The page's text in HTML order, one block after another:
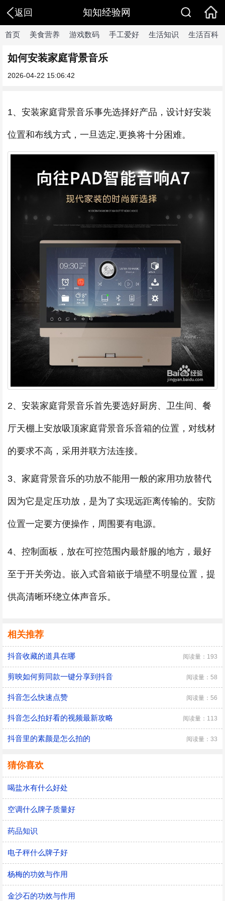
返回 知知经验网
首页 美食营养 游戏数码 手工爱好 生活知识 生活百科
如何安装家庭背景音乐
2026-04-22 15:06:42
1、安装家庭背景音乐事先选择好产品，设计好安装
位置和布线方式，一旦选定,更换将十分困难。
2、安装家庭背景音乐首先要选好厨房、卫生间、餐
厅天棚上安放吸顶家庭背景音乐音箱的位置，对线材
的要求不高，采用并联方法连接。
3、家庭背景音乐的功放不能用一般的家用功放替代
因为它是定压功放，是为了实现远距离传输的。安防
位置一定要方便操作，周围要有电源。
4、控制面板，放在可控范围内最舒服的地方，最好
至于开关旁边。嵌入式音箱嵌于墙壁不明显位置，提
供高清晰环绕立体声音乐。
相关推荐
抖音收藏的道具在哪 阅读量：193
剪映如何剪同款一键分享到抖音 阅读量：58
抖音怎么快速点赞 阅读量：56
抖音怎么拍好看的视频最新攻略 阅读量：113
抖音里的素颜是怎么拍的 阅读量：33
猜你喜欢
喝盐水有什么好处
空调什么牌子质量好
药品知识
电子秤什么牌子好
杨梅的功效与作用
金沙石的功效与作用